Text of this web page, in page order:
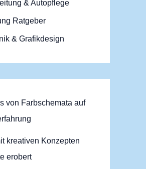
& Autopflege
Ratgeber
& Grafikdesign
von Farbschemata auf
kreativen Konzepten
erobert